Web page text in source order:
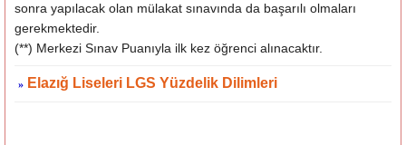
sonra yapılacak olan mülakat sınavında da başarılı olmaları
gerekmektedir.
(**) Merkezi Sınav Puanıyla ilk kez öğrenci alınacaktır.
» Elazığ Liseleri LGS Yüzdelik Dilimleri